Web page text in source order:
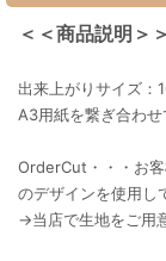
＜＜商品説明＞＞
出来上がりサイズ：
A3用紙を繋ぎ合わせ
OrderCut・・・お
のデザインを使用し
→当店で生地をご用